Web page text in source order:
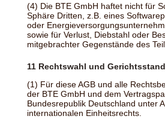
(4) Die BTE GmbH haftet nicht für
Sphäre Dritten, z.B. eines
oder
sowie für Verlust, Diebstahl oder
mitgebrachter Gegenstände des
11 Rechtswahl und Gerichtsstand
(1) Für diese AGB und alle
der BTE GmbH und dem
Bundesrepublik Deutschland unter
internationalen Einheitsrechts.